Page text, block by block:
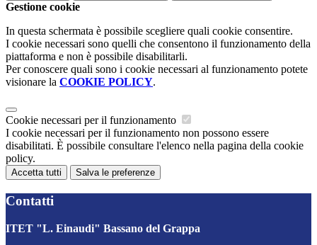
Gestione cookie
In questa schermata è possibile scegliere quali cookie consentire.
I cookie necessari sono quelli che consentono il funzionamento della
piattaforma e non è possibile disabilitarli.
Per conoscere quali sono i cookie necessari al funzionamento potete
visionare la COOKIE POLICY.
Cookie necessari per il funzionamento
I cookie necessari per il funzionamento non possono essere
disabilitati. È possibile consultare l'elenco nella pagina della cookie
policy.
Accetta tutti Salva le preferenze
Contatti
ITET "L. Einaudi" Bassano del Grappa